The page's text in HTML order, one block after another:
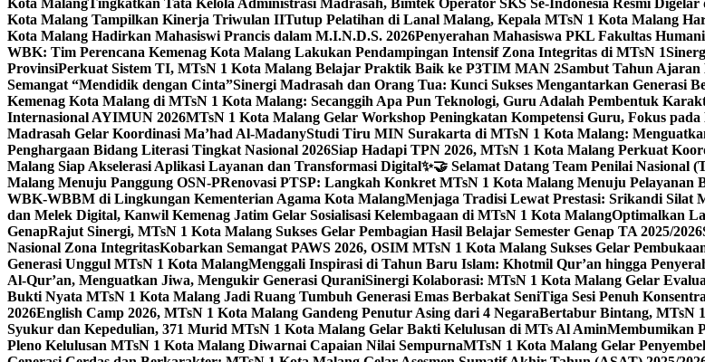
Kota MalangTingkatkan Tata Kelola Administrasi Madrasah, Bimtek Operator SKS Se-Indonesia Resmi
Kota Malang Tampilkan Kinerja Triwulan IITutup Pelatihan di Lanal Malang, Kepala MTsN 1 Kota Malang
Kota Malang Hadirkan Mahasiswi Prancis dalam M.I.N.D.S. 2026Penyerahan Mahasiswa PKL Fakultas
WBK: Tim Perencana Kemenag Kota Malang Lakukan Pendampingan Intensif Zona Integritas di MTsN 1
ProvinsiPerkuat Sistem TI, MTsN 1 Kota Malang Belajar Praktik Baik ke P3TIM MAN 2Sambut Tahun Ajaran
Semangat “Mendidik dengan Cinta”Sinergi Madrasah dan Orang Tua: Kunci Sukses Mengantarkan Generasi
Kemenag Kota Malang di MTsN 1 Kota Malang: Secanggih Apa Pun Teknologi, Guru Adalah Pembentuk
Internasional AYIMUN 2026MTsN 1 Kota Malang Gelar Workshop Peningkatan Kompetensi Guru, Fokus
Madrasah Gelar Koordinasi Ma’had Al-MadanyStudi Tiru MIN Surakarta di MTsN 1 Kota Malang:
Penghargaan Bidang Literasi Tingkat Nasional 2026Siap Hadapi TPN 2026, MTsN 1 Kota Malang Perkuat
Malang Siap Akselerasi Aplikasi Layanan dan Transformasi Digital✨🤝 Selamat Datang Team Penilai Nasional
Malang Menuju Panggung OSN-PRenovasi PTSP: Langkah Konkret MTsN 1 Kota Malang Menuju Pelayanan
WBK-WBBM di Lingkungan Kementerian Agama Kota MalangMenjaga Tradisi Lewat Prestasi: Srikandi Silat
dan Melek Digital, Kanwil Kemenag Jatim Gelar Sosialisasi Kelembagaan di MTsN 1 Kota MalangOptimalkan
GenapRajut Sinergi, MTsN 1 Kota Malang Sukses Gelar Pembagian Hasil Belajar Semester Genap TA 2025/2026
Nasional Zona IntegritasKobarkan Semangat PAWS 2026, OSIM MTsN 1 Kota Malang Sukses Gelar
Generasi Unggul MTsN 1 Kota MalangMenggali Inspirasi di Tahun Baru Islam: Khotmil Qur’an hingga
Al-Qur’an, Menguatkan Jiwa, Mengukir Generasi QuraniSinergi Kolaborasi: MTsN 1 Kota Malang Gelar
Bukti Nyata MTsN 1 Kota Malang Jadi Ruang Tumbuh Generasi Emas Berbakat SeniTiga Sesi Penuh
2026English Camp 2026, MTsN 1 Kota Malang Gandeng Penutur Asing dari 4 NegaraBertabur Bintang, MTsN
Syukur dan Kepedulian, 371 Murid MTsN 1 Kota Malang Gelar Bakti Kelulusan di MTs Al AminMembumikan
Pleno Kelulusan MTsN 1 Kota Malang Diwarnai Capaian Nilai SempurnaMTsN 1 Kota Malang Gelar